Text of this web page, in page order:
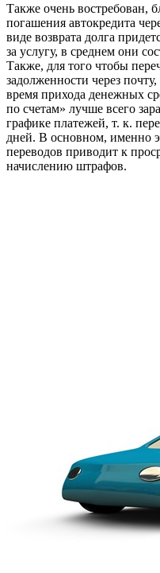
Также очень востребован,
погашения автокредита
виде возврата долга
за услугу, в среднем они
Также, для того чтобы
задолженности через
время прихода денежных
по счетам» лучше всего
графике платежей, т. к.
дней. В основном, именно
переводов приводит к
начислению штрафов.